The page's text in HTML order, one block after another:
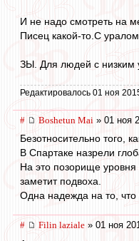
И не надо смотреть на
Писец какой-то.С
ЗЫ. Для людей с низким
Редактировалось 01 ноя
# Boshetun Mai » 01 ноя
Безотносительно того,
В Спартаке назрели
На это позорище уровня
заметит подвоха.
Одна надежда на то, что
# Filin laziale » 01 ноя